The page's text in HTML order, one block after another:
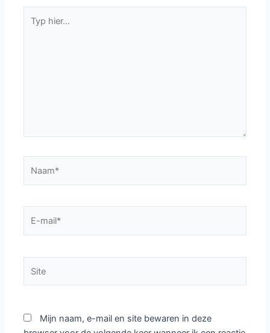
hier...
mail*
Mijn naam, e-mail en site bewaren in deze